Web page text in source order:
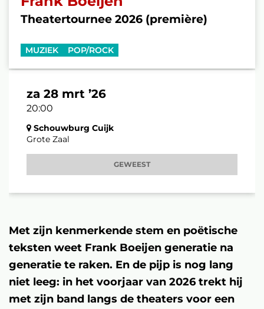
Theatertournee 2026 (première)
MUZIEK POP/ROCK
za 28 mrt ’26
20:00
Schouwburg Cuijk
Grote Zaal
GEWEEST
Met zijn kenmerkende stem en poëtische
teksten weet Frank Boeijen generatie na
generatie te raken. En de pijp is nog lang
niet leeg: in het voorjaar van 2026 trekt hij
met zijn band langs de theaters voor een